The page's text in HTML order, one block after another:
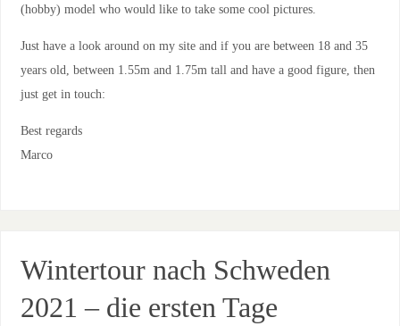
(hobby) model who would like to take some cool pictures.
Just have a look around on my site and if you are between 18 and 35
years old, between 1.55m and 1.75m tall and have a good figure, then
just get in touch:
Best regards
Marco
Wintertour nach Schweden
2021 – die ersten Tage